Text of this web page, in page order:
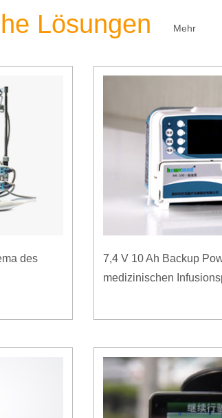
Lösungen Mehr
des
7,4 V 10 Ah Backup
medizinischen